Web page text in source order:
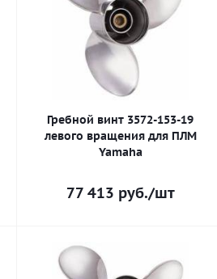
Гребной винт 3572-153-19
левого вращения для ПЛМ
Yamaha
77 413 руб./шт